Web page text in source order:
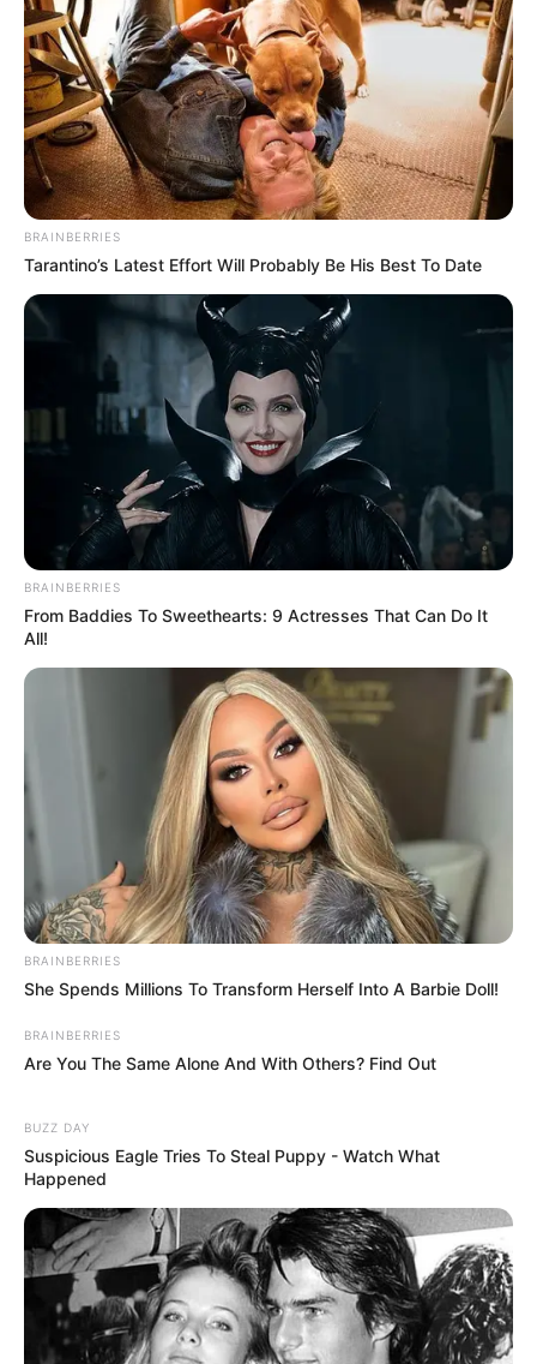
BRAINBERRIES
Tarantino’s Latest Effort Will Probably Be His Best To Date
BRAINBERRIES
From Baddies To Sweethearts: 9 Actresses That Can Do It
All!
BRAINBERRIES
She Spends Millions To Transform Herself Into A Barbie Doll!
BRAINBERRIES
Are You The Same Alone And With Others? Find Out
BUZZ DAY
Suspicious Eagle Tries To Steal Puppy - Watch What
Happened